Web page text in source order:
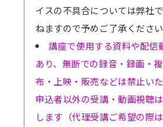
イスの不具合については弊社
ねますので予めご了承ください
講座で使用する資料や配信
あり、無断での録音・録画・
布・上映・販売などは禁止いた
申込者以外の受講・動画視聴
します（代理受講ご希望の際